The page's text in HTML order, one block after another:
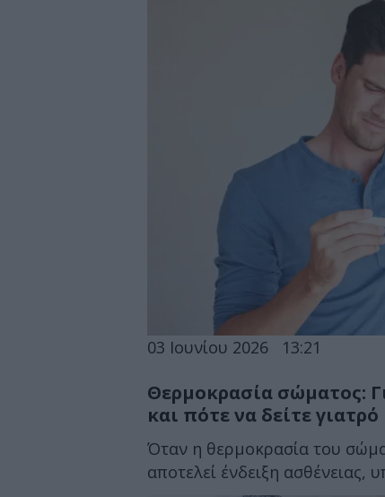
03 Ιουνίου 2026 13:21
Θερμοκρασία σώματος:
και πότε να δείτε γιατρό
Όταν η θερμοκρασία του
αποτελεί ένδειξη ασθένειας,